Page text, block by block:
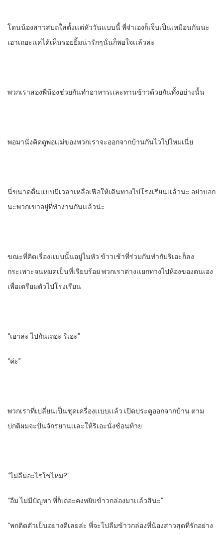
โดนน้องสาวสบถใส่ตั้งเเต่หัววันเเบบนี้ พี่จ๋าเองก็เจ็บเป็นเหมือนกันนะ
เอาเถอะเเค่ได้เห็นรอยยิ้มน่ารักๆนั่นก็พอใจเเล้วล่ะ
พวกเราสองพี่น้องช่วยกันทําอาหารเเละทานข้าวด้วยกันทั้งอย่างนั้น
พอมานั่งคิดดูพ่อเเม่ของพวกเราจะออกจากบ้านกันไวไปไหมเนี่ย
นี่ขนาดตื่นเเบบมีเวลาเหลือเฟือให้เดินทางไปโรงเรียนเเล้วนะ อย่าบอก
นะพวกเขาอยู่ที่ทํางานกันเเล้วน่ะ
ขณะที่คิดเรื่องเเบบนั้นอยู่ในหัว ข้าวเช้าที่ร่วมกันทํากับริเอะก็ลง
กระเพาะจนหมดเป็นที่เรียบร้อย พวกเราต่างเเยกทางไปห้องของตนเอง
เพื่อเตรียมตัวไปโรงเรียน
“เอาล่ะ ไปกันเถอะ ริเอะ”
“ค่ะ”
พวกเราที่เปลี่ยนเป็นชุดเครื่องเเบบเเล้ว เปิดประตูออกจากบ้าน ตาม
ปกติผมจะปั่นจักรยานเเละให้ริเอะนั่งซ้อนท้าย
“ไม่ลืมอะไรใช่ไหม?”
“อืม ไม่มีปัญหา พี่ก็เถอะคงหยิบข้าวกล่องมาเเล้วสินะ”
“พกติดตัวเป็นอย่างดีเลยล่ะ พี่จะไปลืมข้าวกล่องที่น้องสาวสุดที่รักอย่าง